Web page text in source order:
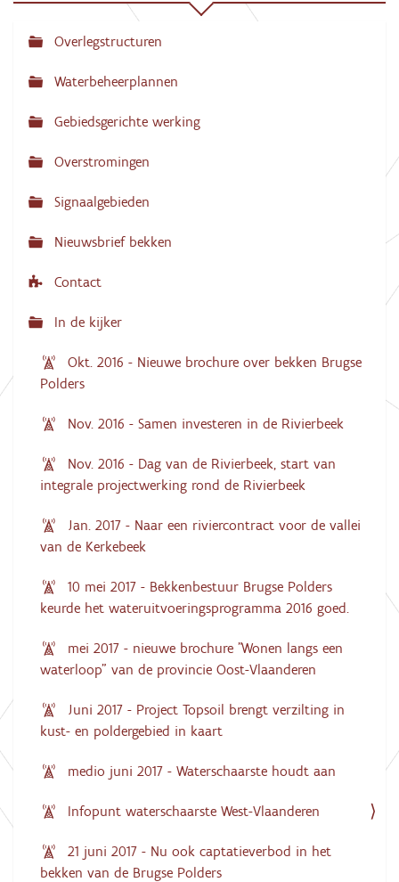
N
a
i
g
t
Overlegstructuren
Waterbeheerplannen
Gebiedsgerichte werking
Overstromingen
Signaalgebieden
Nieuwsbrief bekken
Contact
In de kijker
Okt. 2016 - Nieuwe brochure over bekken Brugse
Polders
Nov. 2016 - Samen investeren in de Rivierbeek
Nov. 2016 - Dag van de Rivierbeek, start van
integrale projectwerking rond de Rivierbeek
Jan. 2017 - Naar een riviercontract voor de vallei
van de Kerkebeek
10 mei 2017 - Bekkenbestuur Brugse Polders
keurde het wateruitvoeringsprogramma 2016 goed.
mei 2017 - nieuwe brochure "Wonen langs een
waterloop" van de provincie Oost-Vlaanderen
Juni 2017 - Project Topsoil brengt verzilting in
kust- en poldergebied in kaart
medio juni 2017 - Waterschaarste houdt aan
Infopunt waterschaarste West-Vlaanderen
21 juni 2017 - Nu ook captatieverbod in het
bekken van de Brugse Polders